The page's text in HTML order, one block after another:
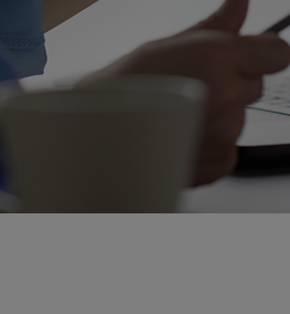
안심케어 인터넷